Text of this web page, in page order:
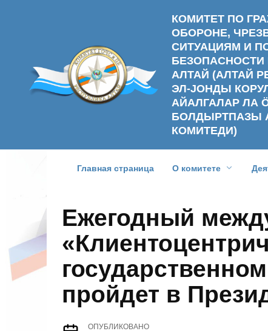
КОМИТЕТ ПО
ОБОРОНЕ,
СИТУАЦИЯМ И
БЕЗОПАСНОСТИ
АЛТАЙ (АЛТАЙ
ЭЛ-ЈОНДЫ
АЙАЛГАЛАР ЛА
БОЛДЫРТПАЗЫ
КОМИТЕДИ)
Главная страница О комитете
Ежегодный
пройдет в
ОПУБЛИКОВАНО